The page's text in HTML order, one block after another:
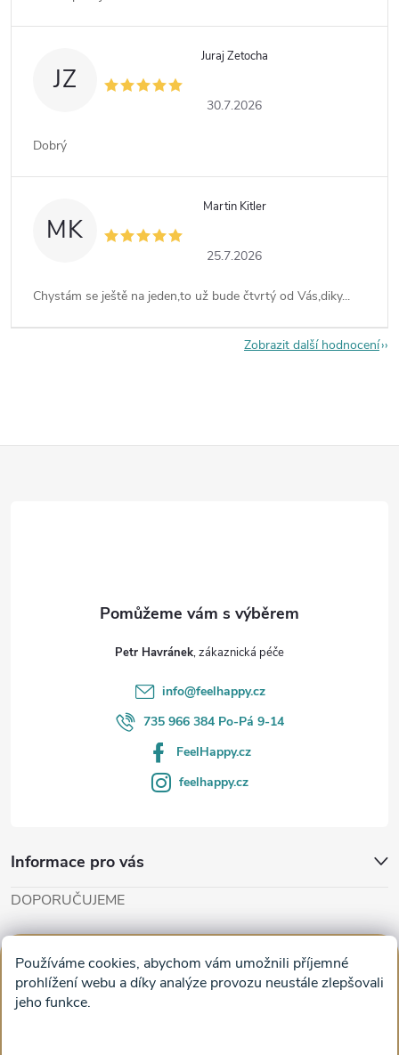
Používáme cookies, abychom vám umožnili příjemné
prohlížení webu a díky analýze provozu neustále zlepšovali
jeho funkce.
JZ
Juraj Zetocha
30.7.2026
Dobrý
MK
Martin Kitler
25.7.2026
Chystám se ještě na jeden,to už bude čtvrtý od Vás,diky...
Zobrazit další hodnocení
Petr Havránek
info@feelhappy.cz
735 966 384 Po-Pá 9-14
FeelHappy.cz
feelhappy.cz
Informace pro vás
DOPORUČUJEME
Obrazy na plátně na zeď a stěnu do obýváku
Facebook